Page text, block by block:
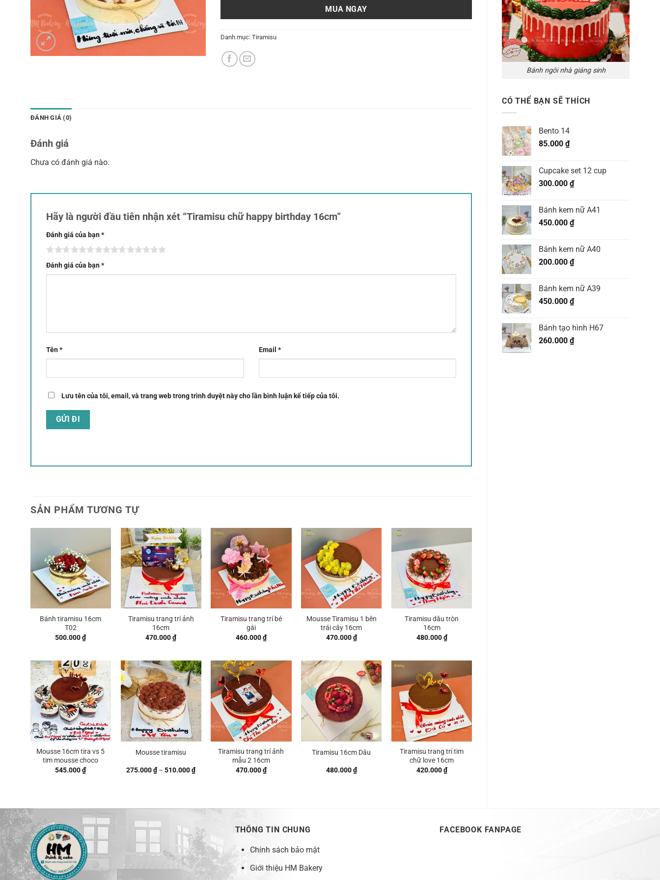
Bánh ngôi nhà giáng sinh
CÓ THỂ BẠN SẼ THÍCH
Bento 14
85.000 ₫
Cupcake set 12 cup
300.000 ₫
Bánh kem nữ A41
450.000 ₫
Bánh kem nữ A40
200.000 ₫
Bánh kem nữ A39
450.000 ₫
Bánh tạo hình H67
260.000 ₫
MUA NGAY
Danh mục:Tiramisu
ĐÁNH GIÁ (0)
Đánh giá
Chưa có đánh giá nào.
Hãy là người đầu tiên nhận xét “Tiramisu chữ happy birthday 16cm”
Đánh giá của bạn*
Đánh giá của bạn*
Tên* Email *
Lưu tên của tôi, email, và trang web trong trình duyệt này cho lần bình luận kế tiếp của tôi.
SẢN PHẨM TƯƠNG TỰ
Bánh tiramisu 16cm
T02
500.000₫
Tiramisu trang trí ảnh
16cm
470.000₫
Tiramisu trang trí bé
gái
460.000₫
Mousse Tiramisu 1 bên
trái cây 16cm
470.000₫
Tiramisu dâu tròn
16cm
480.000₫
Mousse 16cm tira vs 5
tim mousse choco
545.000₫
Mousse tiramisu
275.000₫ – 510.000₫Khoảng
giá:
Tiramisu trang trí ảnh
mẫu 2 16cm
470.000₫
Tiramisu 16cm Dâu
480.000₫
Tiramisu trang trí tim
chữ love 16cm
420.000₫
THÔNG TIN CHUNG
Chính sách bảo mật
Giới thiệu HM Bakery
FACEBOOK FANPAGE